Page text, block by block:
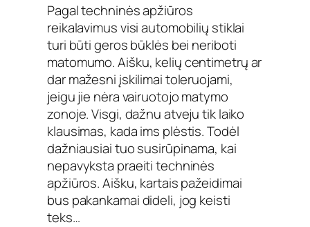
Pagal techninės apžiūros
reikalavimus visi automobilių stiklai
turi būti geros būklės bei neriboti
matomumo. Aišku, kelių centimetrų ar
dar mažesni įskilimai toleruojami,
jeigu jie nėra vairuotojo matymo
zonoje. Visgi, dažnu atveju tik laiko
klausimas, kada ims plėstis. Todėl
dažniausiai tuo susirūpinama, kai
nepavyksta praeiti techninės
apžiūros. Aišku, kartais pažeidimai
bus pakankamai dideli, jog keisti
teks…